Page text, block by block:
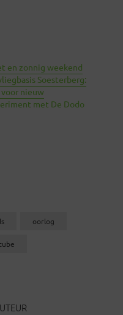
en zonnig weekend
Soesterberg:
nieuw
met De Dodo
oorlog